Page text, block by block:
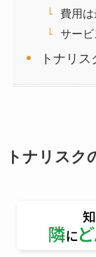
費用
サー
トナリ
トナリスク